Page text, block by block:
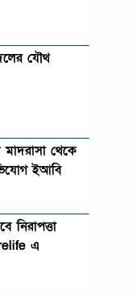
যৌথ
মাদরাসা থেকে
ইআবি
নিরাপত্তা
এ